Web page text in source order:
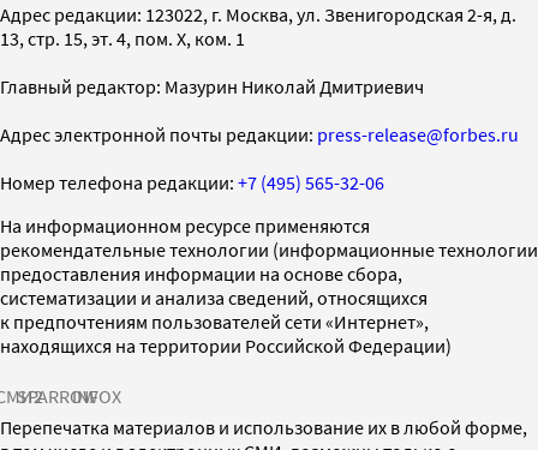
Адрес редакции: 123022, г. Москва, ул. Звенигородская 2-я, д.
13, стр. 15, эт. 4, пом. X, ком. 1
Главный редактор: Мазурин Николай Дмитриевич
Адрес электронной почты редакции: press-release@forbes.ru
Номер телефона редакции: +7 (495) 565-32-06
На информационном ресурсе применяются
рекомендательные технологии (информационные технологии
предоставления информации на основе сбора,
систематизации и анализа сведений, относящихся
к предпочтениям пользователей сети «Интернет»,
находящихся на территории Российской Федерации)
SPARROWINFOX
Перепечатка материалов и использование их в любой форме,